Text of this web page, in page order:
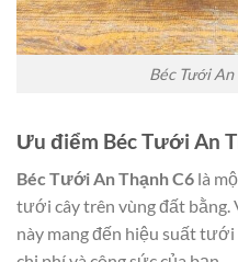
Béc Tưới
Ưu điểm Béc Tưới An
Béc Tưới An Thạnh C6 là
tưới cây trên vùng đất bằng.
này mang đến hiệu suất